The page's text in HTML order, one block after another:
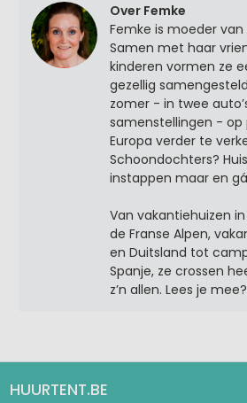
Over Femke
Femke is moeder van
Samen met haar
kinderen vormen ze
gezellig
zomer - in twee
samenstellingen -
Europa verder te
Schoondochters?
instappen maar en
Van vakantiehuizen
de Franse Alpen,
en Duitsland tot
Spanje, ze crossen
z’n allen. Lees je mee?
HUURTENT.BE